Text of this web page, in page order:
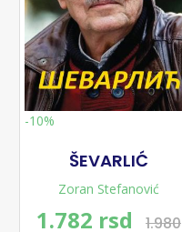
-10%
ŠEVARLIĆ
Zoran Stefanović
1.782 rsd
1.980